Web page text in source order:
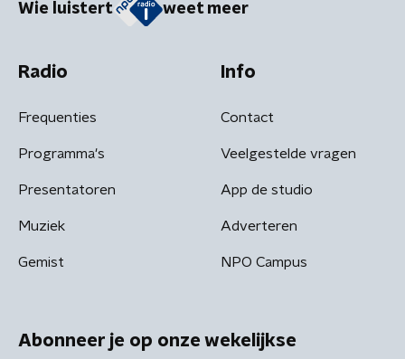
Wie luistert weet meer
Radio
Frequenties
Programma's
Presentatoren
Muziek
Gemist
Info
Contact
Veelgestelde vragen
App de studio
Adverteren
NPO Campus
Abonneer je op onze wekelijkse